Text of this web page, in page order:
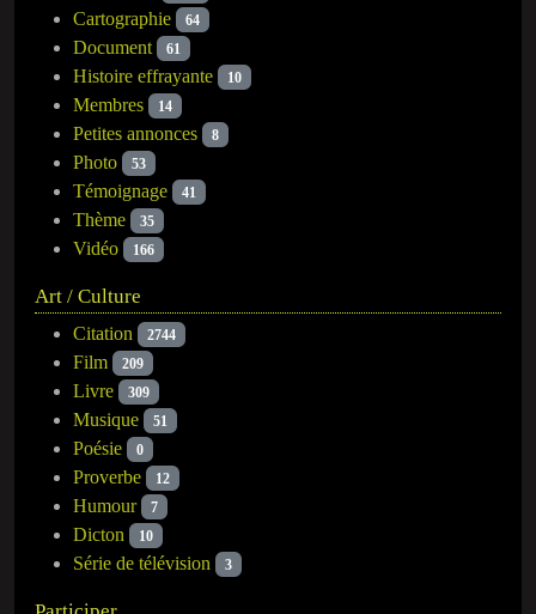
Cartographie 64
Document 61
Histoire effrayante 10
Membres 14
Petites annonces 8
Photo 53
Témoignage 41
Thème 35
Vidéo 166
Art / Culture
Citation 2744
Film 209
Livre 309
Musique 51
Poésie 0
Proverbe 12
Humour 7
Dicton 10
Série de télévision 3